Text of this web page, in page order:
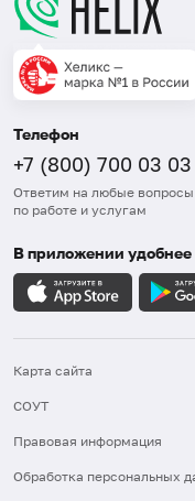
Телефон
+7 (800) 700 03 03
Ответим на любые вопросы
по работе и услугам
В приложении удобнее
Карта сайта
СОУТ
Правовая информация
Обработка персональных